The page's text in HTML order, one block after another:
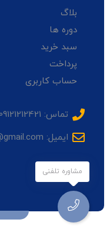
بلاگ
دوره ها
سبد خرید
پرداخت
حساب کاربری
تماس: 09121212421
ایمیل: sadrhmg@gmail.com
مشاوره تلفنی